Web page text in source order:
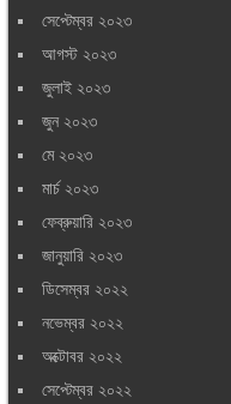
সেপ্টেম্বর ২০২৩
আগস্ট ২০২৩
জুলাই ২০২৩
জুন ২০২৩
মে ২০২৩
মার্চ ২০২৩
ফেব্রুয়ারি ২০২৩
জানুয়ারি ২০২৩
ডিসেম্বর ২০২২
নভেম্বর ২০২২
অক্টোবর ২০২২
সেপ্টেম্বর ২০২২